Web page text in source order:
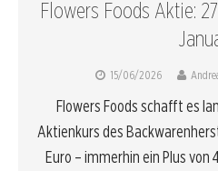
Flowers Foods Aktie:
15/06/2026
Flowers Foods schafft es
Aktienkurs des
Euro – immerhin ein Plus von